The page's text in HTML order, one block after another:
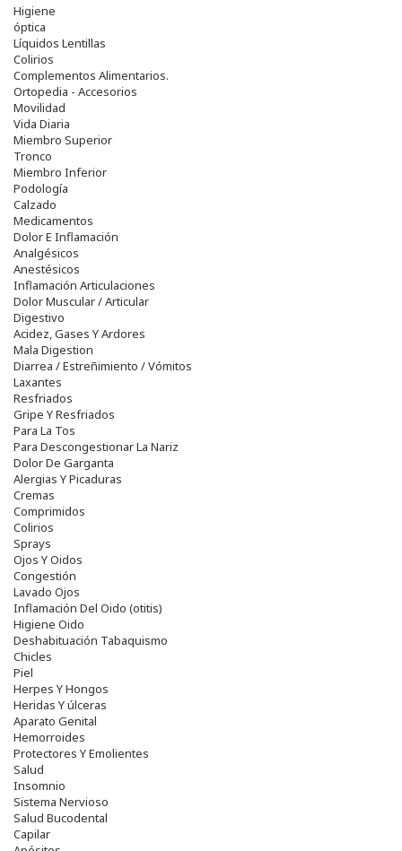
Higiene
óptica
Líquidos Lentillas
Colirios
Complementos Alimentarios.
Ortopedia - Accesorios
Movilidad
Vida Diaria
Miembro Superior
Tronco
Miembro Inferior
Podología
Calzado
Medicamentos
Dolor E Inflamación
Analgésicos
Anestésicos
Inflamación Articulaciones
Dolor Muscular / Articular
Digestivo
Acidez, Gases Y Ardores
Mala Digestion
Diarrea / Estreñimiento / Vómitos
Laxantes
Resfriados
Gripe Y Resfriados
Para La Tos
Para Descongestionar La Nariz
Dolor De Garganta
Alergias Y Picaduras
Cremas
Comprimidos
Colirios
Sprays
Ojos Y Oidos
Congestión
Lavado Ojos
Inflamación Del Oido (otitis)
Higiene Oido
Deshabituación Tabaquismo
Chicles
Piel
Herpes Y Hongos
Heridas Y úlceras
Aparato Genital
Hemorroides
Protectores Y Emolientes
Salud
Insomnio
Sistema Nervioso
Salud Bucodental
Capilar